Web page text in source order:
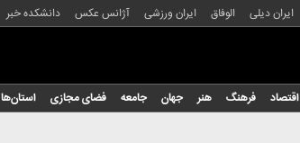
ایران دیلی الوفاق ایران ورزشی آژانس عکس دانشکده خبر
اقتصاد فرهنگ هنر جهان جامعه فضای مجازی استان‌ها